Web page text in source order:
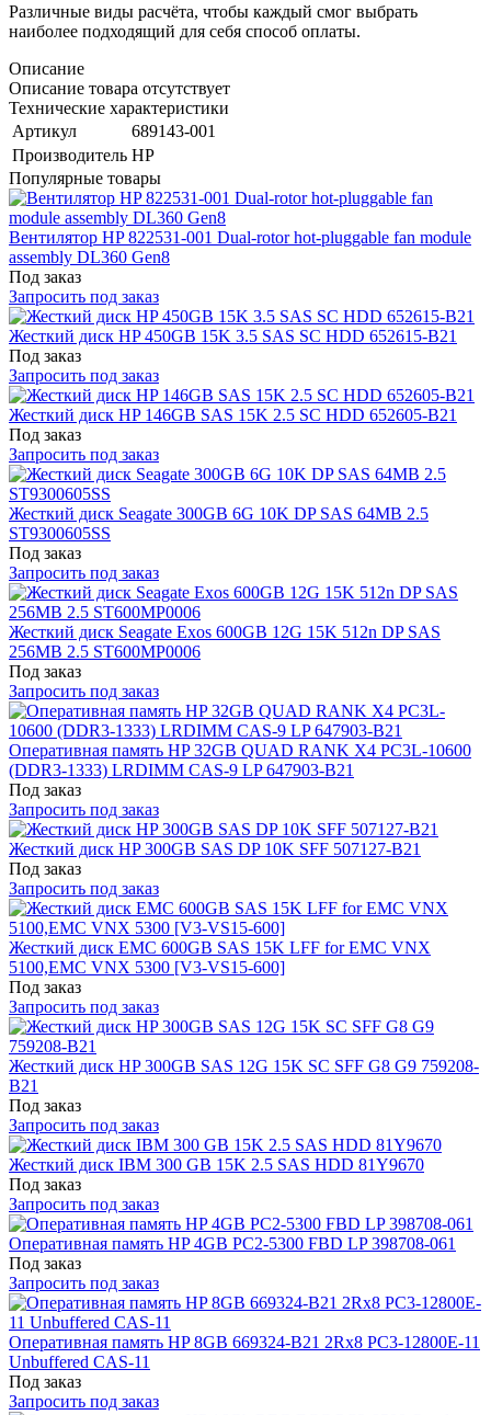
Различные виды расчёта, чтобы каждый смог выбрать
наиболее подходящий для себя способ оплаты.
Описание
Описание товара отсутствует
Технические характеристики
Артикул
689143-001
Производитель HP
Популярные товары
Вентилятор HP 822531-001 Dual-rotor hot-pluggable fan module
assembly DL360 Gen8
Под заказ
Запросить под заказ
Жесткий диск HP 450GB 15K 3.5 SAS SC HDD 652615-B21
Под заказ
Запросить под заказ
Жесткий диск HP 146GB SAS 15K 2.5 SC HDD 652605-B21
Под заказ
Запросить под заказ
Жесткий диск Seagate 300GB 6G 10K DP SAS 64MB 2.5
ST9300605SS
Под заказ
Запросить под заказ
Жесткий диск Seagate Exos 600GB 12G 15K 512n DP SAS
256MB 2.5 ST600MP0006
Под заказ
Запросить под заказ
Оперативная память HP 32GB QUAD RANK X4 PC3L-10600
(DDR3-1333) LRDIMM CAS-9 LP 647903-B21
Под заказ
Запросить под заказ
Жесткий диск HP 300GB SAS DP 10K SFF 507127-B21
Под заказ
Запросить под заказ
Жесткий диск EMC 600GB SAS 15K LFF for EMC VNX
5100,EMC VNX 5300 [V3-VS15-600]
Под заказ
Запросить под заказ
Жесткий диск HP 300GB SAS 12G 15K SC SFF G8 G9 759208-
B21
Под заказ
Запросить под заказ
Жесткий диск IBM 300 GB 15K 2.5 SAS HDD 81Y9670
Под заказ
Запросить под заказ
Оперативная память HP 4GB PC2-5300 FBD LP 398708-061
Под заказ
Запросить под заказ
Оперативная память HP 8GB 669324-B21 2Rx8 PC3-12800E-11
Unbuffered CAS-11
Под заказ
Запросить под заказ